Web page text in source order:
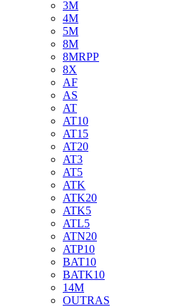
3M
4M
5M
8M
8MRPP
8X
AF
AS
AT
AT10
AT15
AT20
AT3
AT5
ATK
ATK20
ATK5
ATL5
ATN20
ATP10
BAT10
BATK10
14M
OUTRAS